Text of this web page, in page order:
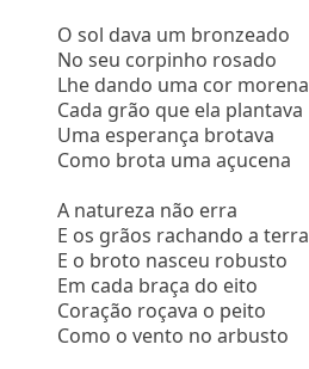
O sol dava um bronzeado
No seu corpinho rosado
Lhe dando uma cor morena
Cada grão que ela plantava
Uma esperança brotava
Como brota uma açucena
A natureza não erra
E os grãos rachando a terra
E o broto nasceu robusto
Em cada braça do eito
Coração roçava o peito
Como o vento no arbusto